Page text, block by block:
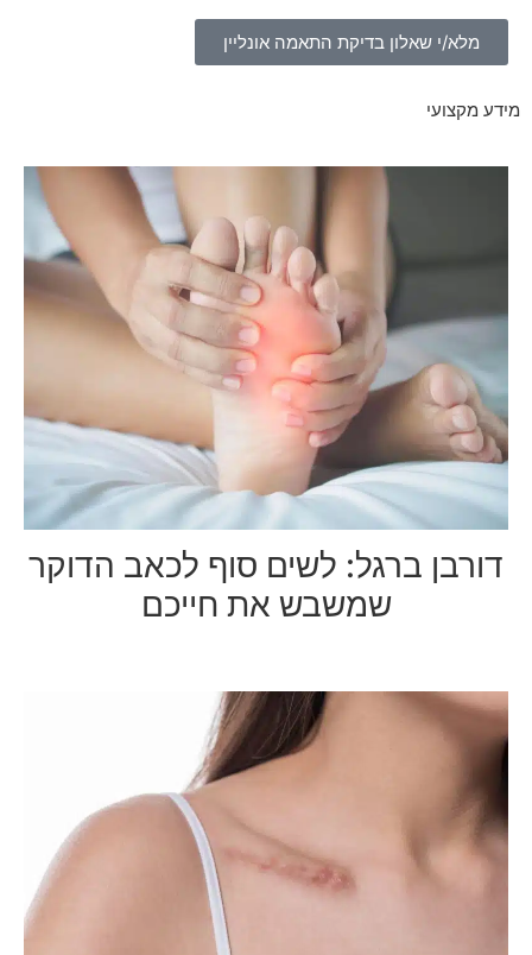
מלא/י שאלון בדיקת התאמה אונליין
מידע מקצועי
דורבן ברגל: לשים סוף לכאב הדוקר
שמשבש את חייכם